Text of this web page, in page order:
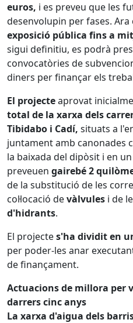
euros, i es preveu que les
desenvolupin per fases.
exposició pública fins a
sigui definitiu, es podrà
convocatòries de
diners per finançar els
El projecteaprovat
total de la xarxa dels
Tibidabo i Cadí, situats a
juntament amb canonades
la baixada del dipòsit i en
preveuen gairebé 2
de la substitució de les
col·locació devàlvules i de
d'hidrants.
El projectes'ha dividit en
per poder-les anar
de finançament.
Actuacions de millora per
darrers cinc anys
La xarxa d'aigua dels